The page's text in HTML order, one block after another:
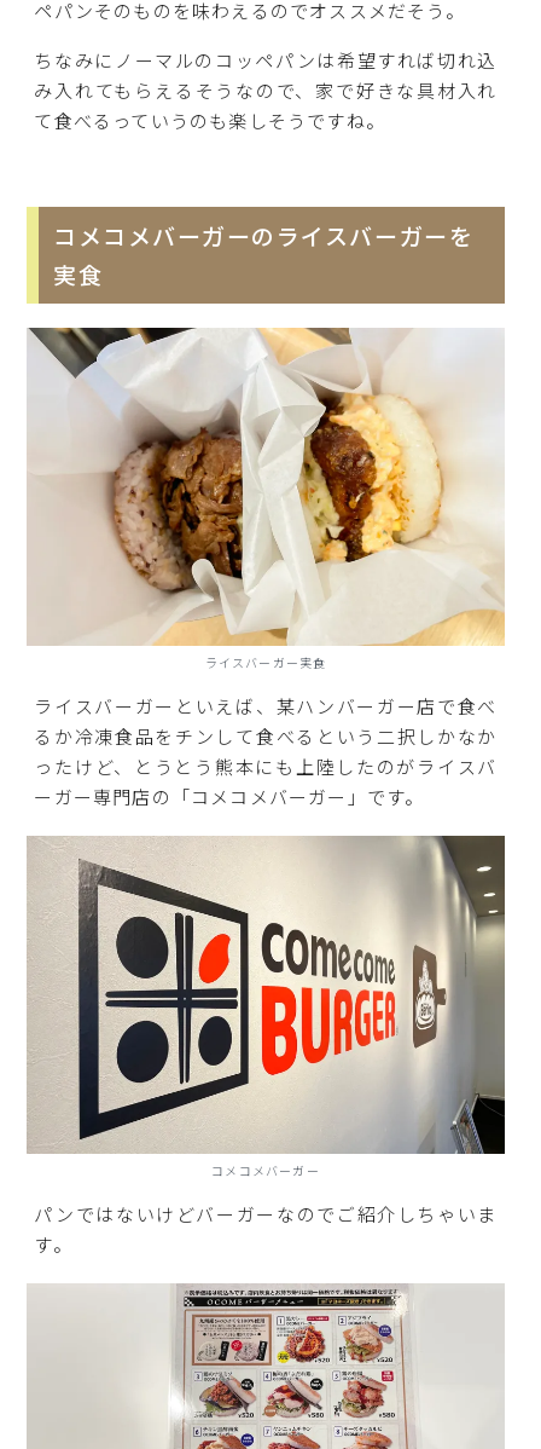
ペパンそのものを味わえるのでオススメだそう。
ちなみにノーマルのコッペパンは希望すれば切れ込
み入れてもらえるそうなので、家で好きな具材入れ
て食べるっていうのも楽しそうですね。
コメコメバーガーのライスバーガーを
実食
ライスバーガー実食
ライスバーガーといえば、某ハンバーガー店で食べ
るか冷凍食品をチンして食べるという二択しかなか
ったけど、とうとう熊本にも上陸したのがライスバ
ーガー専門店の「コメコメバーガー」です。
コメコメバーガー
パンではないけどバーガーなのでご紹介しちゃいま
す。